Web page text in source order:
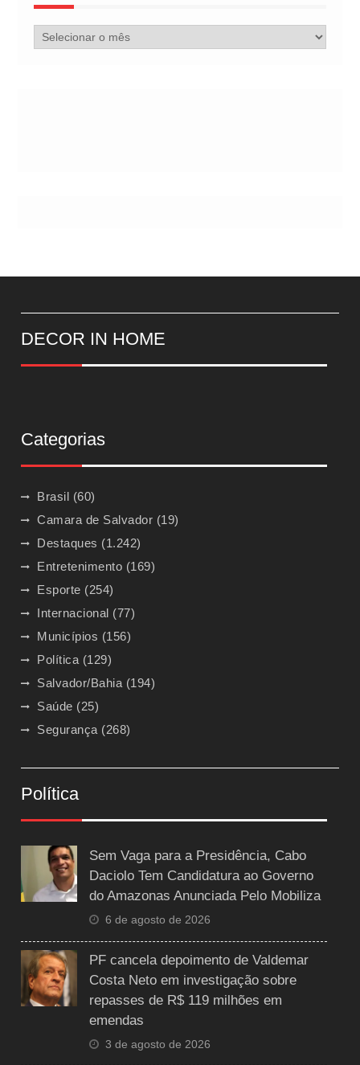
Arquivo
de
DECOR IN HOME
Categorias
Brasil (60)
Camara de Salvador (19)
Destaques (1.242)
Entretenimento (169)
Esporte (254)
Internacional (77)
Municípios (156)
Política (129)
Salvador/Bahia (194)
Saúde (25)
Segurança (268)
Política
Sem Vaga para a Presidência, Cabo
Daciolo Tem Candidatura ao Governo
do Amazonas Anunciada Pelo Mobiliza
6 de agosto de 2026
PF cancela depoimento de Valdemar
Costa Neto em investigação sobre
repasses de R$ 119 milhões em
emendas
3 de agosto de 2026